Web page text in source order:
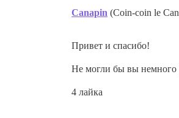
Canapin (Coin-coin le
Привет и спасибо!
Не могли бы вы немного
4 лайка